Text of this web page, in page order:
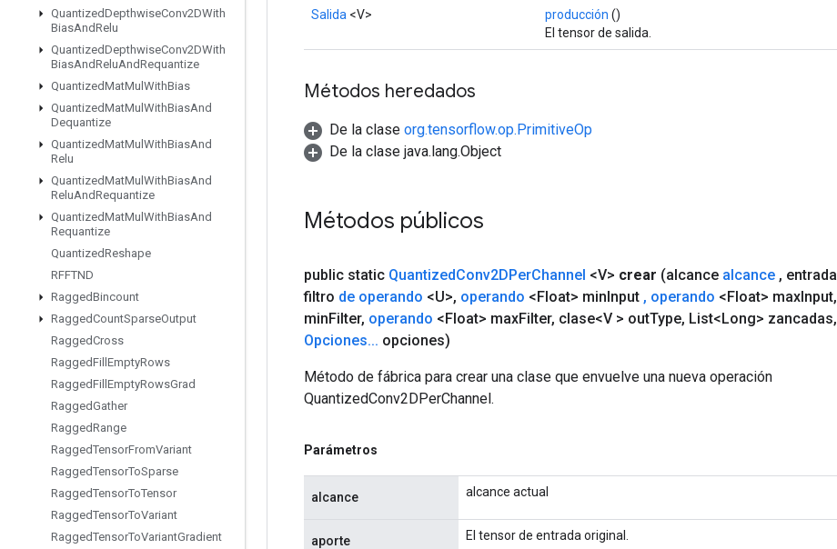
QuantizedDepthwiseConv2DWith
BiasAndRelu
QuantizedDepthwiseConv2DWith
BiasAndReluAndRequantize
QuantizedMatMul WithBias
QuantizedMatMul WithBiasAnd
Dequantize
QuantizedMatMul WithBiasAnd
Relu
QuantizedMatMul WithBiasAnd
ReluAndRequantize
QuantizedMatMul WithBiasAnd
Requantize
QuantizedReshape
RFFTND
RaggedBincount
RaggedCountSparseOutput
RaggedCross
RaggedFill EmptyRows
RaggedFill EmptyRowsGrad
RaggedGather
RaggedRange
RaggedTensorFromVariant
RaggedTensorToSparse
RaggedTensorToTensor
RaggedTensorToVariant
RaggedTensorToVariantGradient
Salida <V> producción ()
El tensor de salida.
Métodos heredados
De la clase org.tensorflow.op.PrimitiveOp
De la clase java.lang.Object
Métodos públicos
public static QuantizedConv2DPerChannel <V> crear (alcance alcance , entrada
filtro de operando <U>, operando <Float> minInput , operando <Float> maxInput,
minFilter, operando <Float> maxFilter, clase<V > outType, List<Long> zancadas,
Opciones... opciones)
Método de fábrica para crear una clase que envuelve una nueva operación
QuantizedConv2DPerChannel.
Parámetros
alcance alcance actual
aporte El tensor de entrada original.